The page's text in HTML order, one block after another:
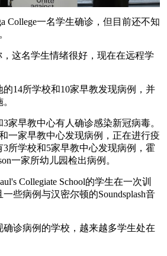
College一名学生确诊，但目前还不知
，这名学生情绪很好，现在在远程学
14所学校和10家早教发现病例，并
家早教中心有人确诊感染新冠病毒。
一家早教中心发现病例，正在进行疫
所学校和5家早教中心发现病例，霍
一家所幼儿园检出病例。
Collegiate School的学生在一次训
些病例与汉密尔顿的Soundsplash音
诊病例的学校，越来越多学生处在